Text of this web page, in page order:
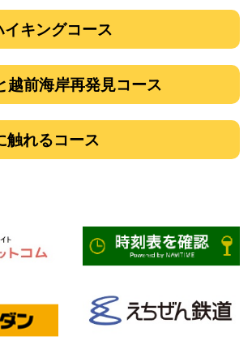
イキングコース
越前海岸再発見コース
触れるコース